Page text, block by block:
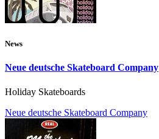
News
Neue deutsche Skateboard Company
Holiday Skateboards
Neue deutsche Skateboard Company